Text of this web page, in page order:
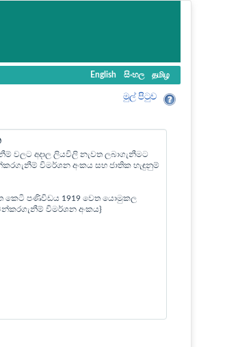
English සිංහල தமிழ
මුල් පි‍ටුව
වලට අදාල ලියවිලි නැවත ලබාගැනීමට
විමර්ශන අංකය සහ ජාතික හැඳුනුම්
කෙටි පණිවිඩය 1919 වෙත යොමුකල
විමර්ශන අංකය}